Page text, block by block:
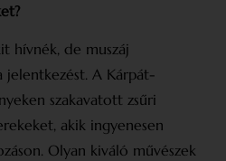
hívnék, de muszáj
A Kárpát-
szakavatott zsűri
akik ingyenesen
Olyan kiváló művészek